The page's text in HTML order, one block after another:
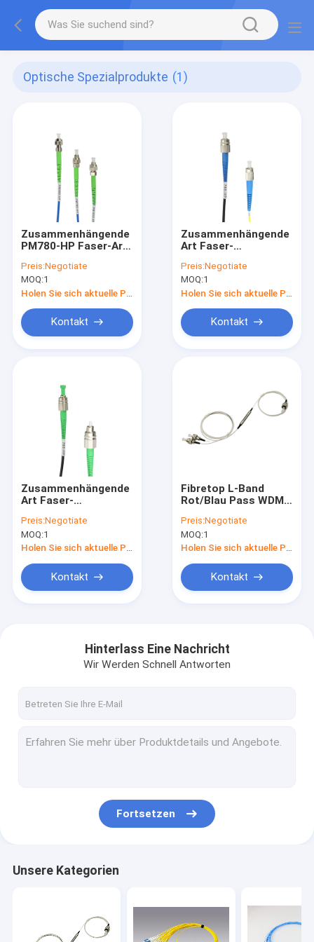
Optische Spezialprodukte (1)
Zusammenhängende
PM780-HP Faser-Art
FC-/APCfaser-
Optikflecken-Kabel
Nufern
Preis:Negotiate
MOQ:1
Kontakt
Zusammenhängende
Art Faser-
Nufern Faser-780-HP
des Monomode--
FC/PC
Preis:Negotiate
MOQ:1
Kontakt
Zusammenhängende
Art Faser-
Nufern Faser-780-HP
des Monomode--
FC/APC
Preis:Negotiate
MOQ:1
Kontakt
Fibretop L-Band
Rot/Blau Pass WDM
Dünnschichtfilter
Preis:Negotiate
MOQ:1
Kontakt
Hinterlass Eine Nachricht
Wir Werden Schnell Antworten
Fortsetzen
Unsere Kategorien